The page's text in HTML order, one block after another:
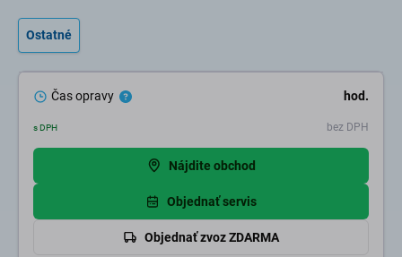
Ostatné
Čas opravy hod.
s DPH bez DPH
Nájdite obchod
Objednať servis
Objednať zvoz ZDARMA